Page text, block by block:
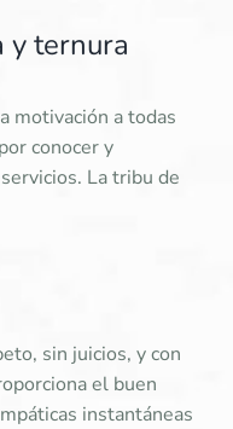
y ternura
motivación a todas
conocer y
La tribu de
sin juicios, y con
el buen
instantáneas